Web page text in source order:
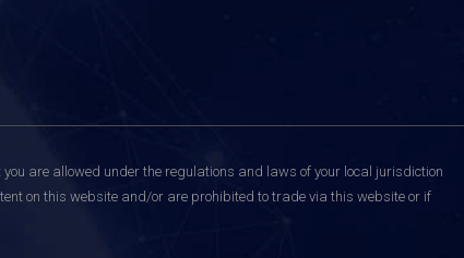
are allowed under the regulations and laws of your local jurisdiction
on this website and/or are prohibited to trade via this website or if